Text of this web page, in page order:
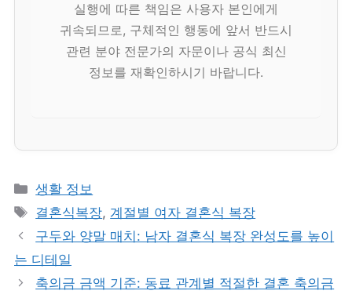
실행에 따른 책임은 사용자 본인에게
귀속되므로, 구체적인 행동에 앞서 반드시
관련 분야 전문가의 자문이나 공식 최신
정보를 재확인하시기 바랍니다.
카
테
리
생활 정보
태
그
결혼식복장, 계절별 여자 결혼식 복장
구두와 양말 매치: 남자 결혼식 복장 완성도를 높이
는 디테일
축의금 금액 기준: 동료 관계별 적절한 결혼 축의금